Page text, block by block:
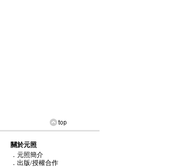
關於元照
．元照簡介
．出版/授權合作